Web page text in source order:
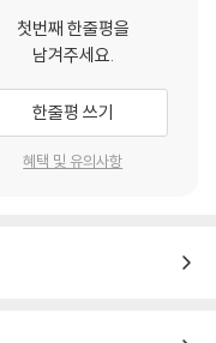
첫번째 한줄평을
남겨주세요.
한줄평 쓰기
혜택 및 유의사항